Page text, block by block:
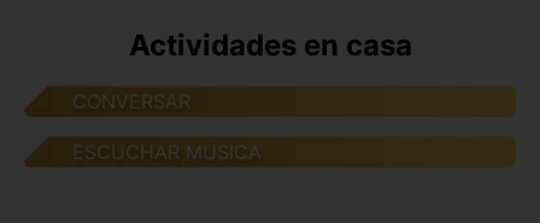
Actividades en casa
CONVERSAR
ESCUCHAR MUSICA